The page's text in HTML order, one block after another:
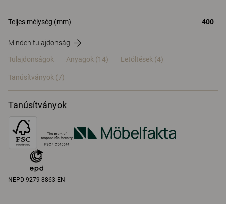
Teljes mélység (mm) 400
Minden tulajdonság
Tulajdonságok Anyagok (14) Letöltések (4)
Tanúsítványok (7)
Tanúsítványok
NEPD 9279-8863-EN